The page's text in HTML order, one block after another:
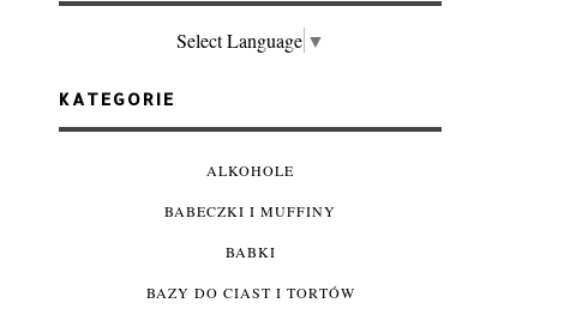
Select Language ▼
KATEGORIE
ALKOHOLE
BABECZKI I MUFFINY
BABKI
BAZY DO CIAST I TORTÓW